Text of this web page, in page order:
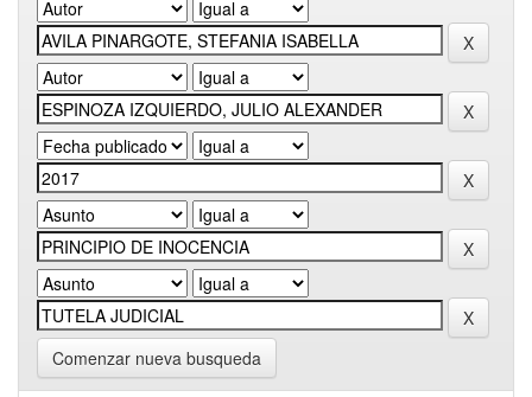
Comenzar nueva busqueda